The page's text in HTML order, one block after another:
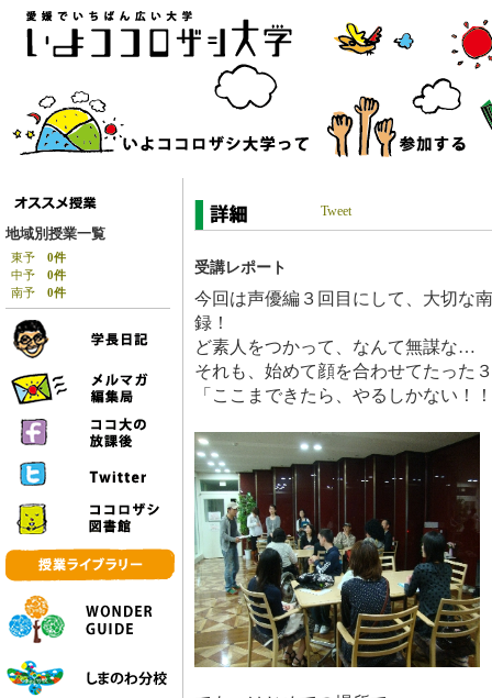
地域別授業一覧
東予 0件
中予 0件
南予 0件
Tweet
受講レポート
今回は声優編３回目にして、大切な
録！
ど素人をつかって、なんて無謀な…
それも、始めて顔を合わせてたった
「ここまできたら、やるしかない